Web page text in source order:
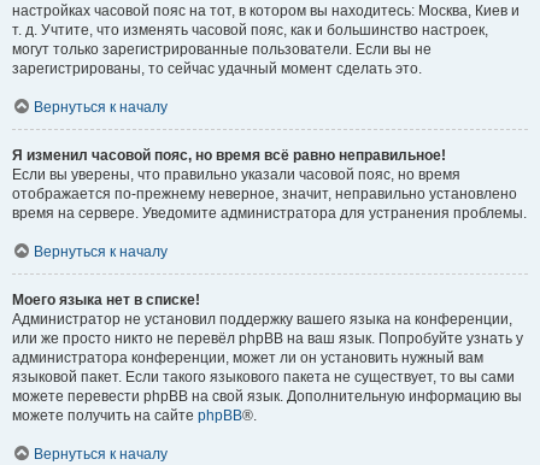
настройках часовой пояс на тот, в котором вы находитесь: Москва, Киев и
т. д. Учтите, что изменять часовой пояс, как и большинство настроек,
могут только зарегистрированные пользователи. Если вы не
зарегистрированы, то сейчас удачный момент сделать это.
Вернуться к началу
Я изменил часовой пояс, но время всё равно неправильное!
Если вы уверены, что правильно указали часовой пояс, но время
отображается по-прежнему неверное, значит, неправильно установлено
время на сервере. Уведомите администратора для устранения проблемы.
Вернуться к началу
Моего языка нет в списке!
Администратор не установил поддержку вашего языка на конференции,
или же просто никто не перевёл phpBB на ваш язык. Попробуйте узнать у
администратора конференции, может ли он установить нужный вам
языковой пакет. Если такого языкового пакета не существует, то вы сами
можете перевести phpBB на свой язык. Дополнительную информацию вы
можете получить на сайте phpBB®.
Вернуться к началу